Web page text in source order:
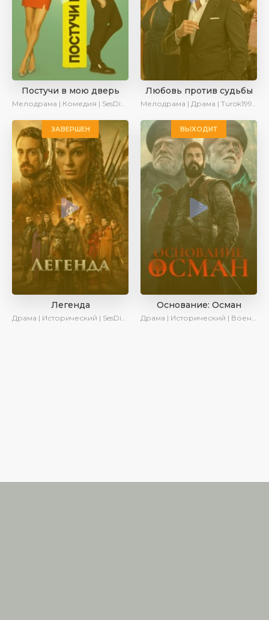
Постучи в мою дверь
Мелодрама | Комедия | SesDizi | Ирина Котова | AveTurk | Turok1990
Любовь против судьбы
Мелодрама | Драма | Turok1990
ЗАВЕРШЕН
Легенда
Драма | Исторический | SesDizi | Ирина Котова | AveTurk | Turok1990
ВЫХОДИТ
Основание: Осман
Драма | Исторический | Военный | AveTurk | Turok1990